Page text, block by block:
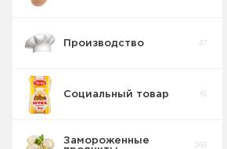
Производство 47
Социальный товар 61
Замороженные
269